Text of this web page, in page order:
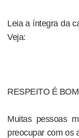
Leia a íntegra da
Veja:
RESPEITO É
Muitas pessoas
preocupar com os